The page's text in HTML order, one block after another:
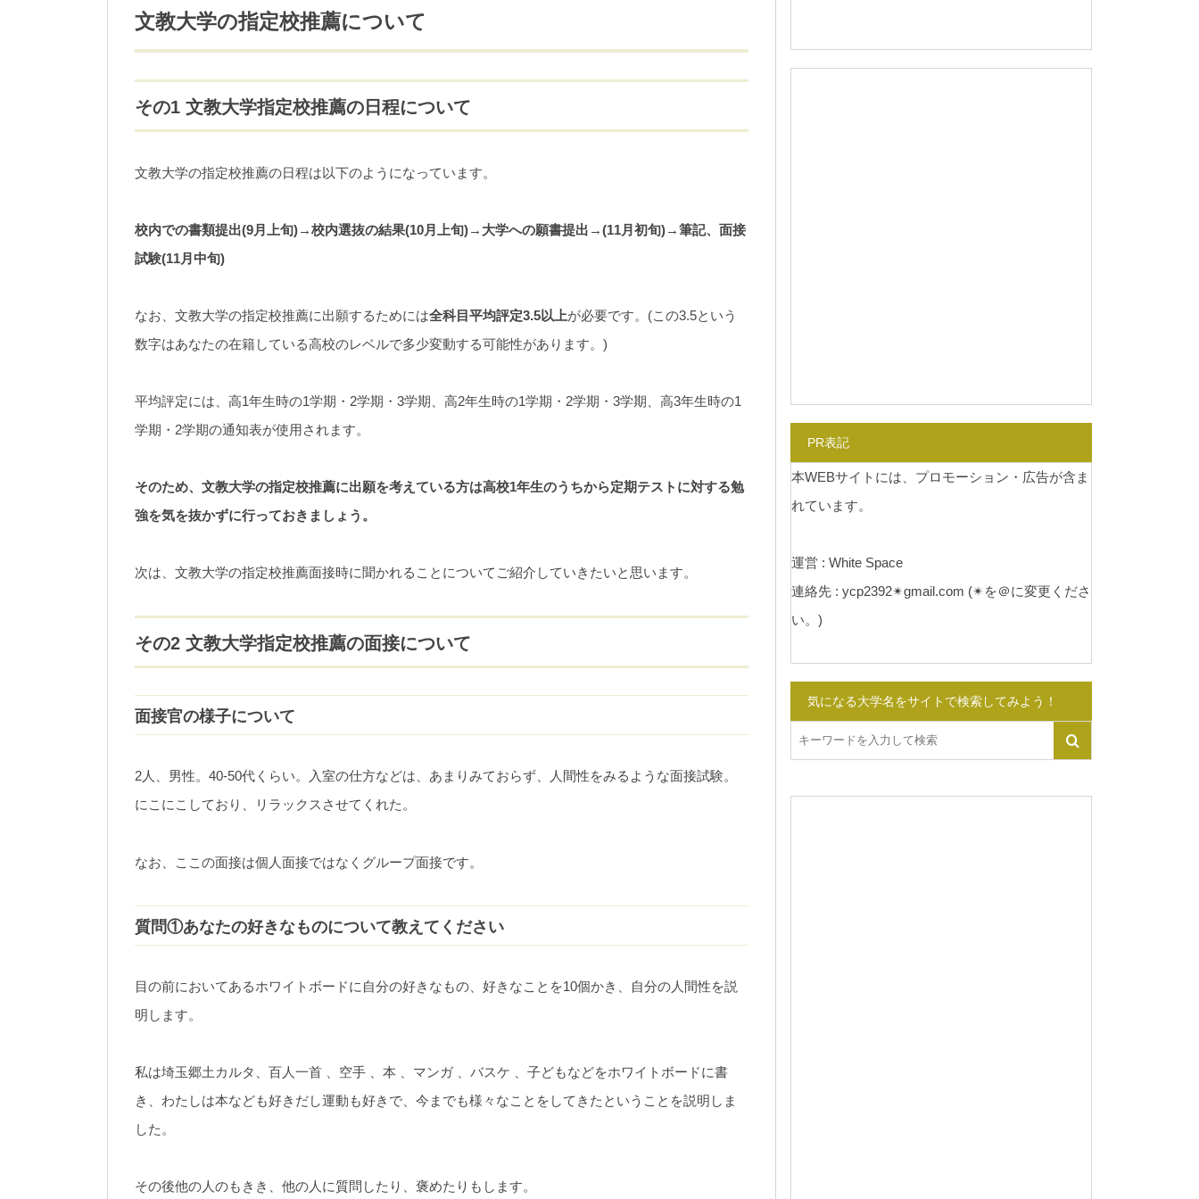
文教大学の指定校推薦について
その1 文教大学指定校推薦の日程について
文教大学の指定校推薦の日程は以下のようになっています。
校内での書類提出(9月上旬)→校内選抜の結果(10月上旬)→大学への願書提出→(11月初旬)→筆記、面接
試験(11月中旬)
なお、文教大学の指定校推薦に出願するためには全科目平均評定3.5以上が必要です。(この3.5という
数字はあなたの在籍している高校のレベルで多少変動する可能性があります。)
平均評定には、高1年生時の1学期・2学期・3学期、高2年生時の1学期・2学期・3学期、高3年生時の1
学期・2学期の通知表が使用されます。
そのため、文教大学の指定校推薦に出願を考えている方は高校1年生のうちから定期テストに対する勉
強を気を抜かずに行っておきましょう。
次は、文教大学の指定校推薦面接時に聞かれることについてご紹介していきたいと思います。
その2 文教大学指定校推薦の面接について
面接官の様子について
2人、男性。40-50代くらい。入室の仕方などは、あまりみておらず、人間性をみるような面接試験。
にこにこしており、リラックスさせてくれた。
なお、ここの面接は個人面接ではなくグループ面接です。
質問①あなたの好きなものについて教えてください
目の前においてあるホワイトボードに自分の好きなもの、好きなことを10個かき、自分の人間性を説
明します。
私は埼玉郷土カルタ、百人一首 、空手 、本 、マンガ 、バスケ 、子どもなどをホワイトボードに書
き、わたしは本なども好きだし運動も好きで、今までも様々なことをしてきたということを説明しま
した。
その後他の人のもきき、他の人に質問したり、褒めたりもします。
PR表記
本WEBサイトには、プロモーション・広告が含ま
れています。
運営 : White Space
連絡先 : ycp2392✴︎gmail.com (✴︎を＠に変更くださ
い。)
気になる大学名をサイトで検索してみよう！